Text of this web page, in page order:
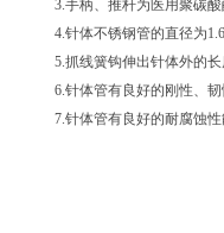
3.手柄、推杆为医用聚碳
4.针体不锈钢管的直径为
5.抓线簧钩伸出针体外的
6.针体管有良好的刚性、
7.针体管有良好的耐腐蚀